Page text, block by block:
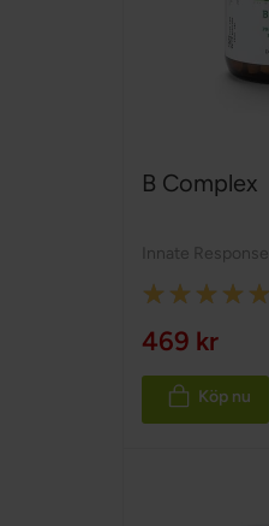
B Complex
Innate Response
Rating:
100%
469 kr
Köp nu